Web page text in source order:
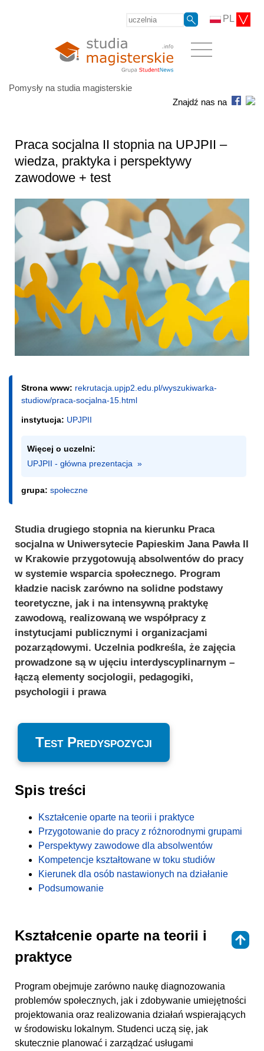
PL
Pomysły na studia magisterskie
Znajdź nas na
Praca socjalna II stopnia na UPJPII –
wiedza, praktyka i perspektywy
zawodowe + test
Strona www: rekrutacja.upjp2.edu.pl/wyszukiwarka-
studiow/praca-socjalna-15.html
instytucja: UPJPII
Więcej o uczelni:
UPJPII - główna prezentacja  »
grupa: społeczne
Studia drugiego stopnia na kierunku Praca
socjalna w Uniwersytecie Papieskim Jana Pawła II
w Krakowie przygotowują absolwentów do pracy
w systemie wsparcia społecznego. Program
kładzie nacisk zarówno na solidne podstawy
teoretyczne, jak i na intensywną praktykę
zawodową, realizowaną we współpracy z
instytucjami publicznymi i organizacjami
pozarządowymi. Uczelnia podkreśla, że zajęcia
prowadzone są w ujęciu interdyscyplinarnym –
łączą elementy socjologii, pedagogiki,
psychologii i prawa
Test Predyspozycji
Spis treści
Kształcenie oparte na teorii i praktyce
Przygotowanie do pracy z różnorodnymi grupami
Perspektywy zawodowe dla absolwentów
Kompetencje kształtowane w toku studiów
Kierunek dla osób nastawionych na działanie
Podsumowanie
Kształcenie oparte na teorii i
praktyce
Program obejmuje zarówno naukę diagnozowania
problemów społecznych, jak i zdobywanie umiejętności
projektowania oraz realizowania działań wspierających
w środowisku lokalnym. Studenci uczą się, jak
skutecznie planować i zarządzać usługami